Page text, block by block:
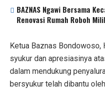
BAZNAS Ngawi Bersama
Renovasi Rumah Roboh
Ketua Baznas Bondowoso,
syukur dan apresiasinya
dalam mendukung
bersyukur telah dibantu